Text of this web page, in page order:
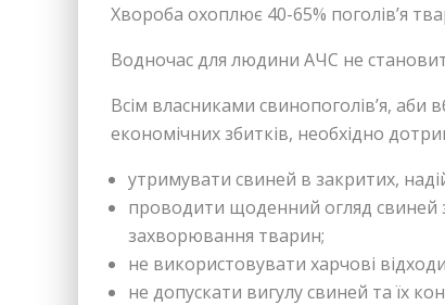
Хвороба охоплює 40-65% поголів’я
Водночас для людини АЧС не
Всім власниками свинопоголів’я, аби
економічних збитків, необхідно
утримувати свиней в закритих,
проводити щоденний огляд свиней
захворювання тварин;
не використовувати харчові
не допускати вигулу свиней та їх